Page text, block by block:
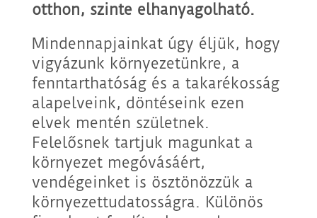
otthon, szinte elhanyagolható.
Mindennapjainkat úgy éljük, hogy
vigyázunk környezetünkre, a
fenntarthatóság és a takarékosság
alapelveink, döntéseink ezen
elvek mentén születnek.
Felelősnek tartjuk magunkat a
környezet megóvásáért,
vendégeinket is ösztönözzük a
környezettudatosságra. Különös